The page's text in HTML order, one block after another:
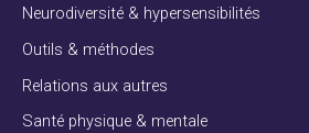
Neurodiversité & hypersensibilités
Outils & méthodes
Relations aux autres
Santé physique & mentale